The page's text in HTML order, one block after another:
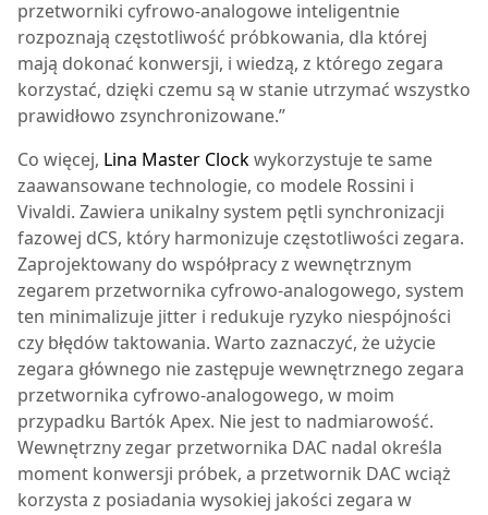
przetworniki cyfrowo-analogowe inteligentnie
rozpoznają częstotliwość próbkowania, dla której
mają dokonać konwersji, i wiedzą, z którego zegara
korzystać, dzięki czemu są w stanie utrzymać wszystko
prawidłowo zsynchronizowane.”
Co więcej, Lina Master Clockwykorzystuje te same
zaawansowane technologie, co modele Rossini i
Vivaldi. Zawiera unikalny system pętli synchronizacji
fazowej dCS, który harmonizuje częstotliwości zegara.
Zaprojektowany do współpracy z wewnętrznym
zegarem przetwornika cyfrowo-analogowego, system
ten minimalizuje jitter i redukuje ryzyko niespójności
czy błędów taktowania. Warto zaznaczyć, że użycie
zegara głównego nie zastępuje wewnętrznego zegara
przetwornika cyfrowo-analogowego, w moim
przypadku Bartók Apex. Nie jest to nadmiarowość.
Wewnętrzny zegar przetwornika DAC nadal określa
moment konwersji próbek, a przetwornik DAC wciąż
korzysta z posiadania wysokiej jakości zegara w